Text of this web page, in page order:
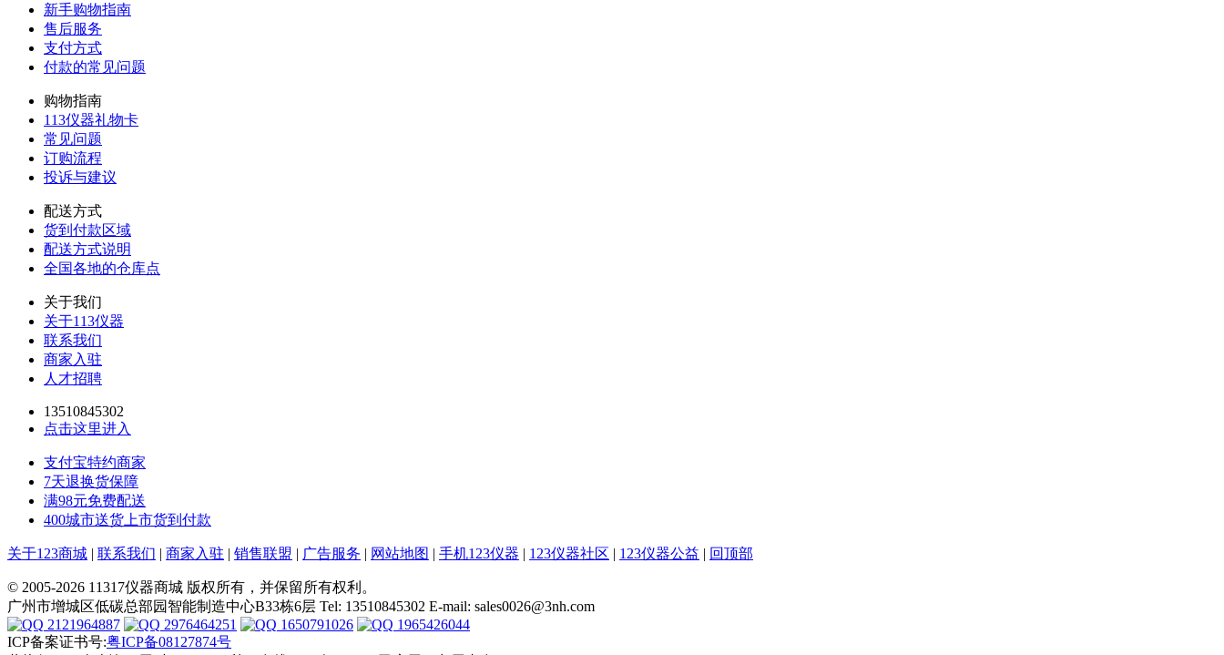
新手购物指南
售后服务
支付方式
付款的常见问题
购物指南
113仪器礼物卡
常见问题
订购流程
投诉与建议
配送方式
货到付款区域
配送方式说明
全国各地的仓库点
关于我们
关于113仪器
联系我们
商家入驻
人才招聘
13510845302
点击这里进入
支付宝特约商家
7天退换货保障
满98元免费配送
400城市送货上市货到付款
关于123商城 | 联系我们 | 商家入驻 | 销售联盟 | 广告服务 | 网站地图 | 手机123仪器 | 123仪器社区 | 123仪器公益 | 回顶部
© 2005-2026 11317仪器商城 版权所有，并保留所有权利。
广州市增城区低碳总部园智能制造中心B33栋6层 Tel: 13510845302 E-mail: sales0026@3nh.com
2121964887
2976464251 1650791026
1965426044
ICP备案证书号:粤ICP备08127874号